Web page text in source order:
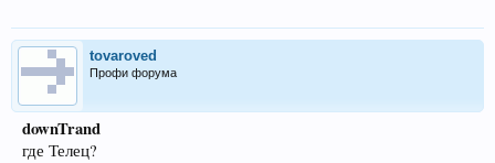
tovaroved
Профи форума
downTrand
где Телец?